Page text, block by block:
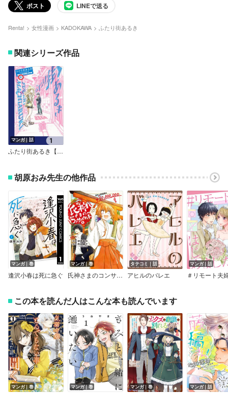
ポスト LINEで送る
Renta! 女性漫画 KADOKAWA ふたり街あるき
関連シリーズ作品
マンガ｜話
ふたり街あるき【分冊版】
胡原おみ先生の他作品
マンガ｜巻
逢沢小春は死に急ぐ
マンガ｜巻
氏神さまのコンサルタント
タテコミ｜話
アヒルのバレエ
マンガ｜話
この本を読んだ人はこんな本も読んでいます
マンガ｜巻 マンガ｜巻 マンガ｜巻 マンガ｜話